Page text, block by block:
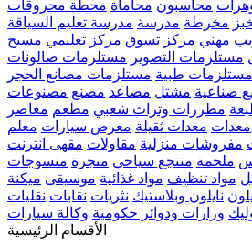
محاسبون محاماة محطة محروقات
مخرطة مدرسة مدرسة تعليم السياقة
مهني مركز تسوق مركز تعليمي مسبح
مستلزمات التصوير مستلزمات صالونات
مستلزمات طبية مستلزمات مصانع الحجر
صناعية مشتل مصاعد مصنع مصنوعات
مطرزات وتراث شعبي مطعم معاصر
معدات معدات ثقيلة معرض سيارات معلم
مفروشات منزلية مقاولات مقهى انترنت
ملحمة منتجع سياحي منجرة منسوجات
مواد تنظيف مواد غذائية موسيقى ميكنة
نايلون وبلاستيك نثريات نقابات نقليات
وزارات ودوائر حكومية وكالة سيارات
الأقسام الرئيسية